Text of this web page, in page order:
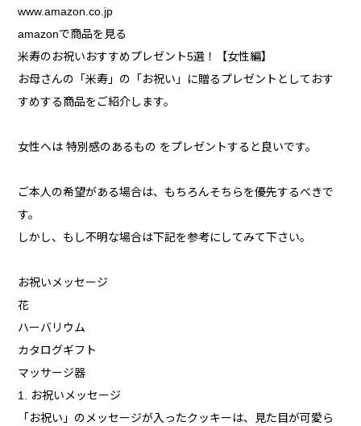
www.amazon.co.jp
amazonで商品を見る
米寿のお祝いおすすめプレゼント5選！【女性編】
お母さんの「米寿」の「お祝い」に贈るプレゼントとしておす
すめする商品をご紹介します。
女性へは 特別感のあるもの をプレゼントすると良いです。
ご本人の希望がある場合は、もちろんそちらを優先するべきで
す。
しかし、もし不明な場合は下記を参考にしてみて下さい。
お祝いメッセージ
花
ハーバリウム
カタログギフト
マッサージ器
1. お祝いメッセージ
「お祝い」のメッセージが入ったクッキーは、見た目が可愛ら